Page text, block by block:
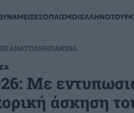
ΕΞΟΠΛΙΣΜΟΙ
ΑΝΑΤΟΛΗΗΠΑΚΙΝΑ
Με
άσκηση